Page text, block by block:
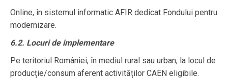
Online, în sistemul informatic AFIR dedicat Fondului pentru
modernizare.
6.2. Locuri de implementare
Pe teritoriul României, în mediul rural sau urban, la locul de
producție/consum aferent activităților CAEN eligibile.